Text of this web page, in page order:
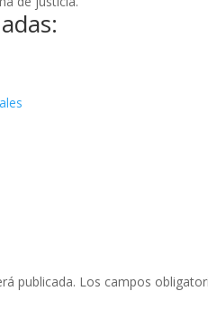
publicada. Los campos